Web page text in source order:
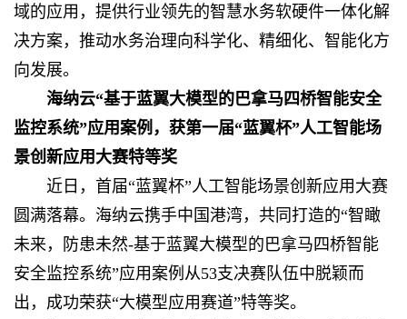
域的应用，提供行业领先的智慧水务软硬件一体化解
决方案，推动水务治理向科学化、精细化、智能化方
向发展。
海纳云“基于蓝翼大模型的巴拿马四桥智能安全
监控系统”应用案例， 获第一届“蓝翼杯”人工智能场
景创新应用大赛特等奖
近日，首届“蓝翼杯”人工智能场景创新应用大赛
圆满落幕。海纳云携手中国港湾，共同打造的“智瞰
未来，防患未然-基于蓝翼大模型的巴拿马四桥智能
安全监控系统”应用案例从53支决赛队伍中脱颖而
出，成功荣获“大模型应用赛道”特等奖。